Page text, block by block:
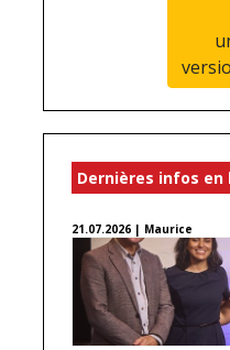
Dernières infos en
21.07.2026 | Maurice